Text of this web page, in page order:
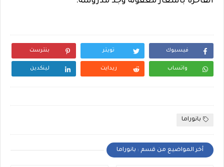
فيسبوك تويتر بنترست
واتساب ريدايت لينكدين
بانوراما
أخر المواضيع من قسم : بانوراما